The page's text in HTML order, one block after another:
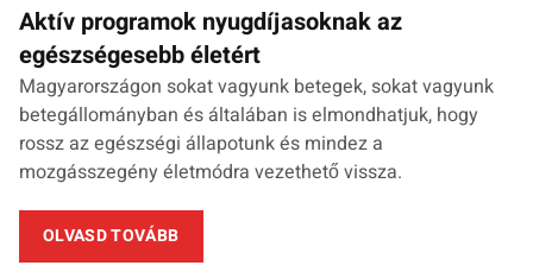
Aktív programok nyugdíjasoknak az
egészségesebb életért
Magyarországon sokat vagyunk betegek, sokat vagyunk
betegállományban és általában is elmondhatjuk, hogy
rossz az egészségi állapotunk és mindez a
mozgásszegény életmódra vezethető vissza.
OLVASD TOVÁBB